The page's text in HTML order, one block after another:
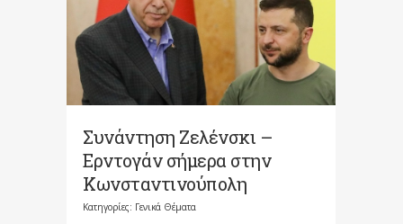
Συνάντηση Ζελένσκι –
Ερντογάν σήμερα στην
Κωνσταντινούπολη
Κατηγορίες: Γενικά Θέματα